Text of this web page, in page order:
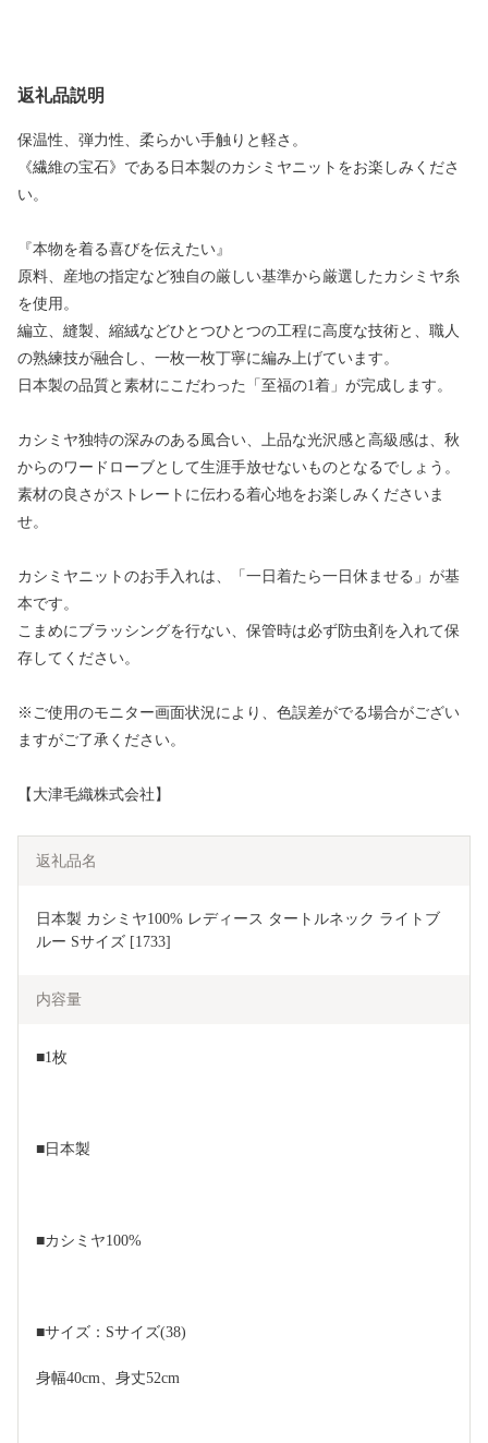
返礼品説明
保温性、弾力性、柔らかい手触りと軽さ。
《繊維の宝石》である日本製のカシミヤニットをお楽しみくださ
い。
『本物を着る喜びを伝えたい』
原料、産地の指定など独自の厳しい基準から厳選したカシミヤ糸
を使用。
編立、縫製、縮絨などひとつひとつの工程に高度な技術と、職人
の熟練技が融合し、一枚一枚丁寧に編み上げています。
日本製の品質と素材にこだわった「至福の1着」が完成します。
カシミヤ独特の深みのある風合い、上品な光沢感と高級感は、秋
からのワードローブとして生涯手放せないものとなるでしょう。
素材の良さがストレートに伝わる着心地をお楽しみくださいま
せ。
カシミヤニットのお手入れは、「一日着たら一日休ませる」が基
本です。
こまめにブラッシングを行ない、保管時は必ず防虫剤を入れて保
存してください。
※ご使用のモニター画面状況により、色誤差がでる場合がござい
ますがご了承ください。
【大津毛織株式会社】
返礼品名
日本製 カシミヤ100% レディース タートルネック ライトブ
ルー Sサイズ [1733]
内容量
■1枚
■日本製
■カシミヤ100%
■サイズ：Sサイズ(38)
身幅40cm、身丈52cm